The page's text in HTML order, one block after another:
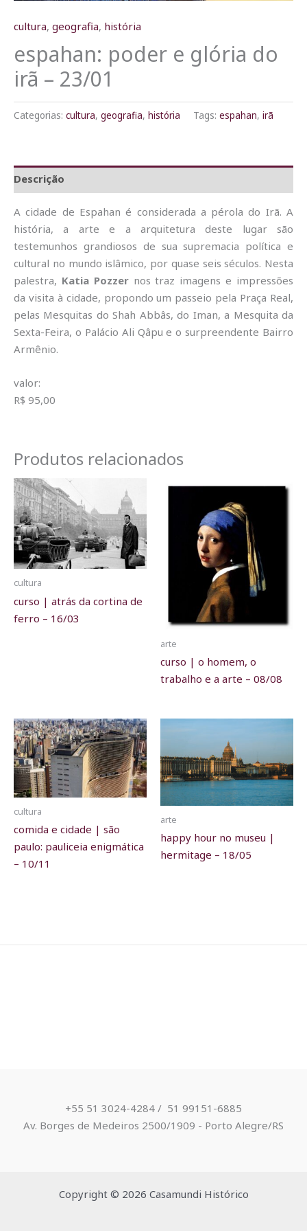
cultura, geografia, história
espahan: poder e glória do
irã – 23/01
Categorias: cultura, geografia, história Tags: espahan, irã
Descrição
A cidade de Espahan é considerada a pérola do Irã. A
história, a arte e a arquitetura deste lugar são
testemunhos grandiosos de sua supremacia política e
cultural no mundo islâmico, por quase seis séculos. Nesta
palestra, Katia Pozzernos traz imagens e impressões
da visita à cidade, propondo um passeio pela Praça Real,
pelas Mesquitas do Shah Abbâs, do Iman, a Mesquita da
Sexta-Feira, o Palácio Ali Qâpu e o surpreendente Bairro
Armênio.
valor:
R$ 95,00
Produtos relacionados
cultura
curso | atrás da cortina de
ferro – 16/03
arte
curso | o homem, o
trabalho e a arte – 08/08
cultura
comida e cidade | são
paulo: pauliceia enigmática
– 10/11
arte
happy hour no museu |
hermitage – 18/05
+55 51 3024-4284 / ​ 51 99151-6885
Av. Borges de Medeiros 2500/1909 - Porto Alegre/RS
Copyright © 2026 Casamundi Histórico